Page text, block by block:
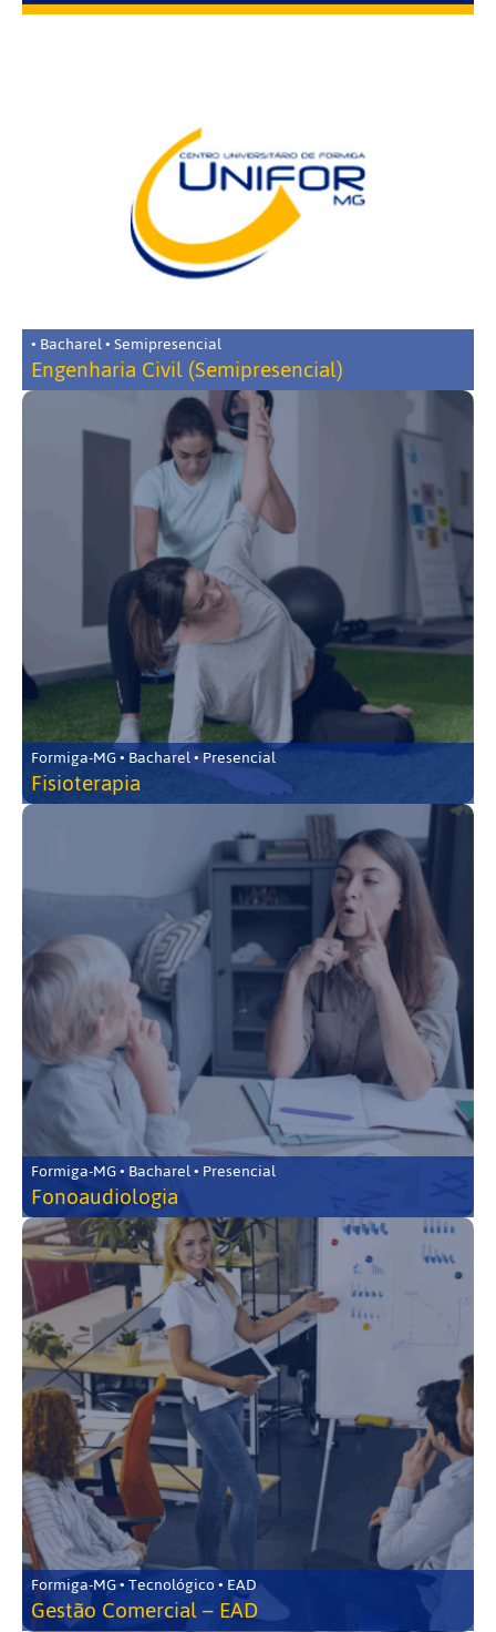
• Bacharel • Semipresencial
Engenharia Civil (Semipresencial)
Formiga-MG • Bacharel • Presencial
Fisioterapia
Formiga-MG • Bacharel • Presencial
Fonoaudiologia
Formiga-MG • Tecnológico • EAD
Gestão Comercial – EAD